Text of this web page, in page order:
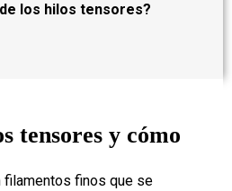
los hilos tensores?
tensores y cómo
filamentos finos que se